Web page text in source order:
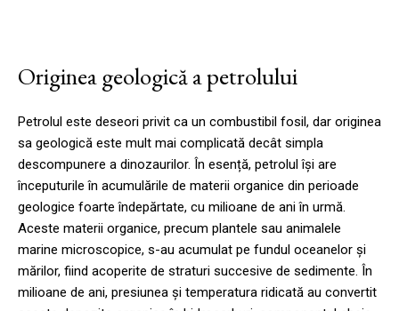
Originea geologică a petrolului
Petrolul este deseori privit ca un combustibil fosil, dar originea
sa geologică este mult mai complicată decât simpla
descompunere a dinozaurilor. În esență, petrolul își are
începuturile în acumulările de materii organice din perioade
geologice foarte îndepărtate, cu milioane de ani în urmă.
Aceste materii organice, precum plantele sau animalele
marine microscopice, s-au acumulat pe fundul oceanelor și
mărilor, fiind acoperite de straturi succesive de sedimente. În
milioane de ani, presiunea și temperatura ridicată au convertit